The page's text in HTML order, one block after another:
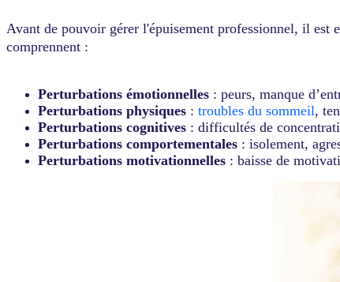
Avant de pouvoir gérer l'épuisement professionnel, il est
comprennent :
Perturbations émotionnelles : peurs, manque
Perturbations physiques : troubles du sommeil,
Perturbations cognitives : difficultés de
Perturbations comportementales : isolement,
Perturbations motivationnelles : baisse de